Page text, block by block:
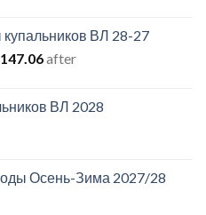
ВЛ 28-27
147.06Текущая
after
ВЛ 2028
Осень-Зима 2027/28